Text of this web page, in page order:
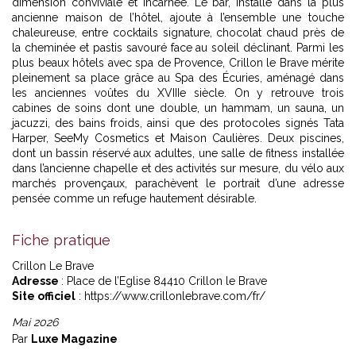
ancienne maison de l’hôtel, ajoute à l’ensemble une touche
chaleureuse, entre cocktails signature, chocolat chaud près de
la cheminée et pastis savouré face au soleil déclinant. Parmi les
plus beaux hôtels avec spa de Provence, Crillon le Brave mérite
pleinement sa place grâce au Spa des Écuries, aménagé dans
les anciennes voûtes du XVIIIe siècle. On y retrouve trois
cabines de soins dont une double, un hammam, un sauna, un
jacuzzi, des bains froids, ainsi que des protocoles signés Tata
Harper, SeeMy Cosmetics et Maison Caulières. Deux piscines,
dont un bassin réservé aux adultes, une salle de fitness installée
dans l’ancienne chapelle et des activités sur mesure, du vélo aux
marchés provençaux, parachèvent le portrait d’une adresse
pensée comme un refuge hautement désirable.
Fiche pratique
Crillon Le Brave
Adresse : Place de l’Eglise 84410 Crillon le Brave
Site officiel : https://www.crillonlebrave.com/fr/
Mai 2026
Par Luxe Magazine